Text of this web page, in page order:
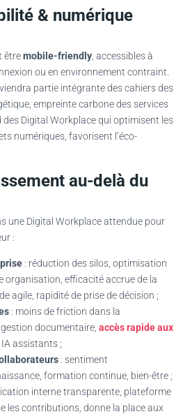
& numérique
êtremobile-friendly , accessibles à
ou en environnement contraint.
partie intégrante des cahiers des
empreinte carbone des services
Digital Workplace qui optimisent les
numériques, favorisent l’éco-
au-delà du
une Digital Workplace attendue pour
:
: réduction des silos, optimisation
organisation, efficacité accrue de la
agile, rapidité de prise de décision ;
: moins de friction dans la
documentaire, accès rapide aux
IA assistants ;
: sentiment
formation continue, bien-être ;
interne transparente, plateforme
les contributions, donne la place aux